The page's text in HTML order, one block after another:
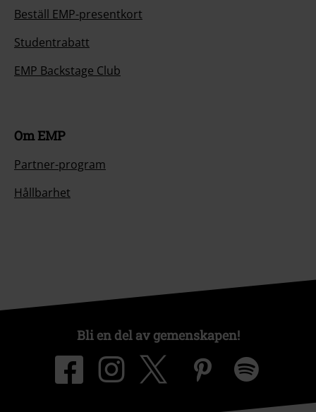
Beställ EMP-presentkort
Studentrabatt
EMP Backstage Club
Om EMP
Partner-program
Hållbarhet
Bli en del av gemenskapen!